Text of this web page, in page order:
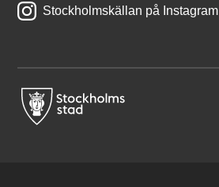
Stockholmskällan på Instagram